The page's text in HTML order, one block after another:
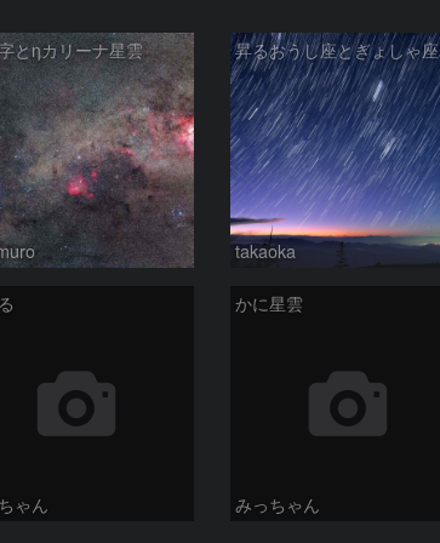
とηカリーナ星雲 昇るおうし座とぎょしゃ座
takaoka
ゃん
かに星雲
みっちゃん